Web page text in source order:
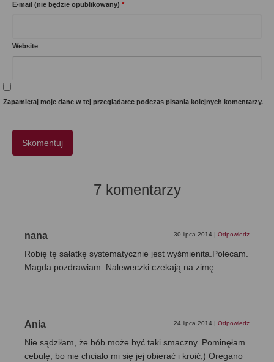
E-mail (nie będzie opublikowany) *
Website
Zapamiętaj moje dane w tej przeglądarce podczas pisania kolejnych komentarzy.
7 komentarzy
nana 30 lipca 2014 | Odpowiedz
Robię tę sałatkę systematycznie jest wyśmienita.Polecam.
Magda pozdrawiam. Naleweczki czekają na zimę.
Ania 24 lipca 2014 | Odpowiedz
Nie sądziłam, że bób może być taki smaczny. Pominęłam
cebulę, bo nie chciało mi się jej obierać i kroić;) Oregano